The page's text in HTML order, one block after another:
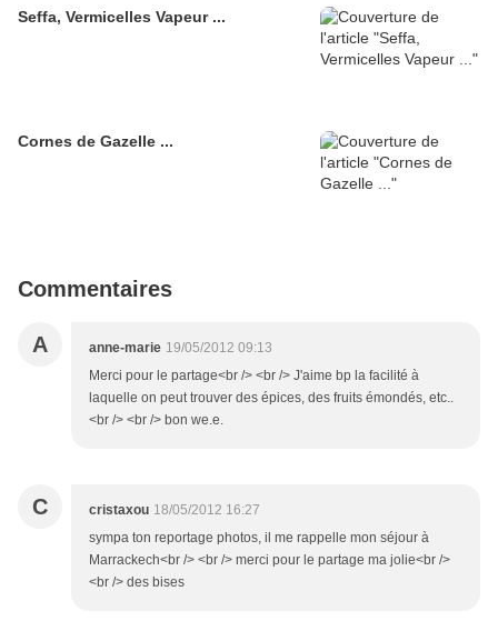
Seffa, Vermicelles Vapeur ...
Cornes de Gazelle ...
Commentaires
A anne-marie 19/05/2012 09:13
Merci pour le partage<br /> <br /> J'aime bp la facilité à
laquelle on peut trouver des épices, des fruits émondés, etc..
<br /> <br /> bon we.e.
C cristaxou 18/05/2012 16:27
sympa ton reportage photos, il me rappelle mon séjour à
Marrackech<br /> <br /> merci pour le partage ma jolie<br />
<br /> des bises